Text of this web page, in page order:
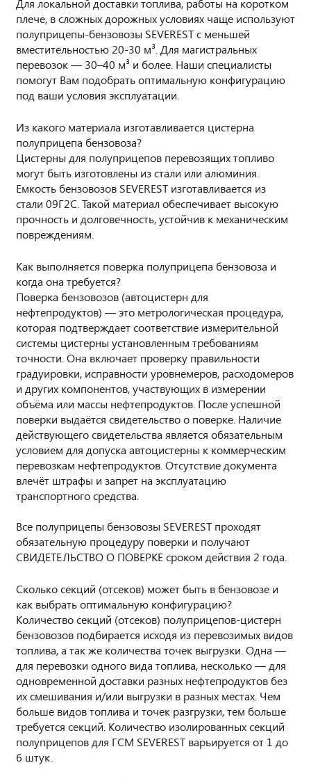
Для локальной доставки топлива, работы на коротком
плече, в сложных дорожных условиях чаще используют
полуприцепы-бензовозы SEVEREST с меньшей
вместительностью 20-30 м³. Для магистральных
перевозок — 30–40 м³ и более. Наши специалисты
помогут Вам подобрать оптимальную конфигурацию
под ваши условия эксплуатации.
Из какого материала изготавливается цистерна
полуприцепа бензовоза?
Цистерны для полуприцепов перевозящих топливо
могут быть изготовлены из стали или алюминия.
Емкость бензовозов SEVEREST изготавливается из
стали 09Г2С. Такой материал обеспечивает высокую
прочность и долговечность, устойчив к механическим
повреждениям.
Как выполняется поверка полуприцепа бензовоза и
когда она требуется?
Поверка бензовозов (автоцистерн для
нефтепродуктов) — это метрологическая процедура,
которая подтверждает соответствие измерительной
системы цистерны установленным требованиям
точности. Она включает проверку правильности
градуировки, исправности уровнемеров, расходомеров
и других компонентов, участвующих в измерении
объёма или массы нефтепродуктов. После успешной
поверки выдаётся свидетельство о поверке. Наличие
действующего свидетельства является обязательным
условием для допуска автоцистерны к коммерческим
перевозкам нефтепродуктов. Отсутствие документа
влечёт штрафы и запрет на эксплуатацию
транспортного средства.
Все полуприцепы бензовозы SEVEREST проходят
обязательную процедуру поверки и получают
СВИДЕТЕЛЬСТВО О ПОВЕРКЕ сроком действия 2 года.
Сколько секций (отсеков) может быть в бензовозе и
как выбрать оптимальную конфигурацию?
Количество секций (отсеков) полуприцепов-цистерн
бензовозов подбирается исходя из перевозимых видов
топлива, а так же количества точек выгрузки. Одна —
для перевозки одного вида топлива, несколько — для
одновременной доставки разных нефтепродуктов без
их смешивания и/или выгрузки в разных местах. Чем
больше видов топлива и точек разгрузки, тем больше
требуется секций. Количество изолированных секций
полуприцепов для ГСМ SEVEREST варьируется от 1 до
6 штук.